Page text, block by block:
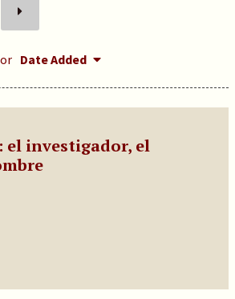
Date Added
el investigador, el